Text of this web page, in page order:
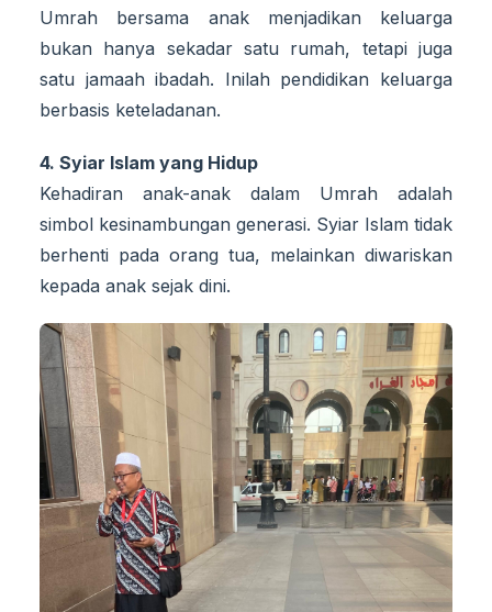
Umrah bersama anak menjadikan keluarga
bukan hanya sekadar satu rumah, tetapi juga
satu jamaah ibadah. Inilah pendidikan keluarga
berbasis keteladanan.
4. Syiar Islam yang Hidup
Kehadiran anak-anak dalam Umrah adalah
simbol kesinambungan generasi. Syiar Islam tidak
berhenti pada orang tua, melainkan diwariskan
kepada anak sejak dini.